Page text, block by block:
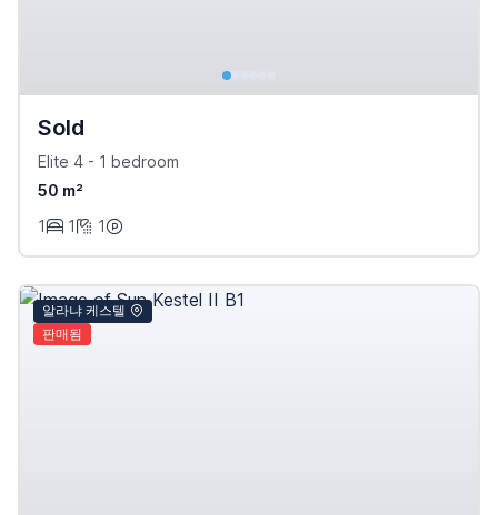
Sold
Elite 4 - 1 bedroom
50 m²
1
1 1
알라냐 케스텔
판매됨